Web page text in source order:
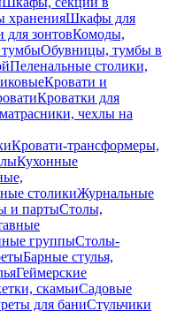
храненияШкафы для
для зонтовКомоды,
Обувницы, тумбы в
Пеленальные столики,
Кровати и
Кроватки для
чехлы на
Кровати-трансформеры,
Кухонные
столикиЖурнальные
и партыСтолы,
группыСтолы-
Барные стулья,
Геймерские
скамьиСадовые
для баниСтульчики